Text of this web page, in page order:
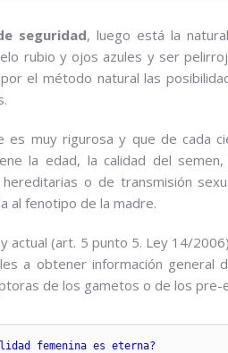
seguridad, luego está la
rubio y ojos azules y ser
el método natural las
es muy rigurosa y que de cada
la edad, la calidad del
hereditarias o de transmisión
al fenotipo de la madre.
actual (art. 5 punto 5. Ley 14/
a obtener información general
de los gametos o de los pre-
femenina es eterna?